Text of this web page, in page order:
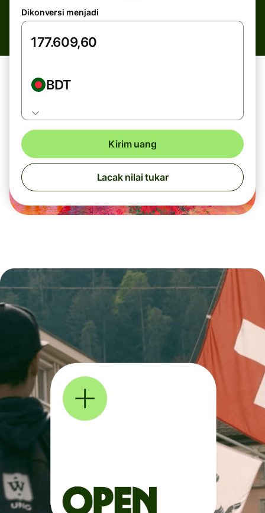
Dikonversi menjadi
BDT
Kirim uang
Lacak nilai tukar